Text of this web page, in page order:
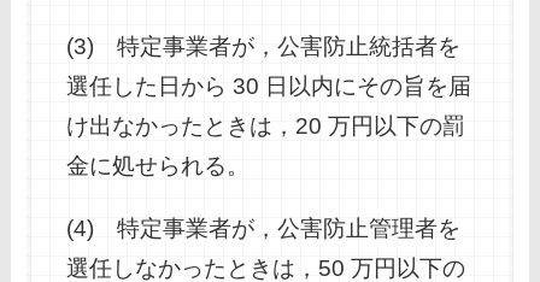
(3) 特定事業者が，公害防止統括者を
選任した日から 30 日以内にその旨を届
け出なかったときは，20 万円以下の罰
金に処せられる。
(4) 特定事業者が，公害防止管理者を
選任しなかったときは，50 万円以下の